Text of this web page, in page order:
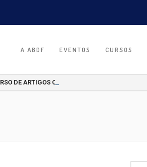
A ABDF EVENTOS CURSOS
DE ARTIGOS CIENTÍFICOS 2026